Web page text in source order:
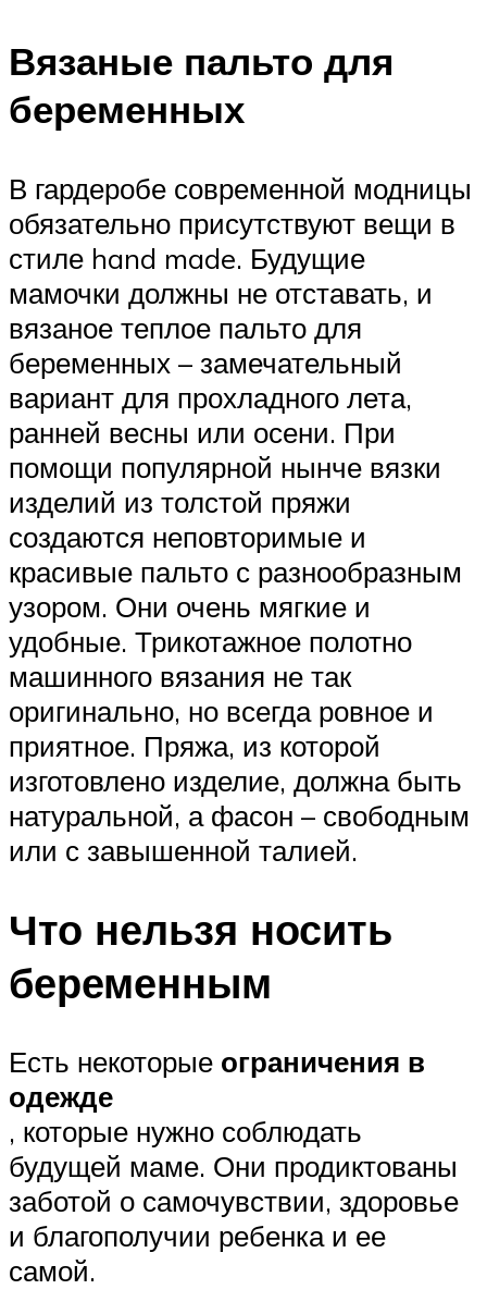
Вязаные пальто для
беременных
В гардеробе современной модницы
обязательно присутствуют вещи в
стиле hand made. Будущие
мамочки должны не отставать, и
вязаное теплое пальто для
беременных – замечательный
вариант для прохладного лета,
ранней весны или осени. При
помощи популярной нынче вязки
изделий из толстой пряжи
создаются неповторимые и
красивые пальто с разнообразным
узором. Они очень мягкие и
удобные. Трикотажное полотно
машинного вязания не так
оригинально, но всегда ровное и
приятное. Пряжа, из которой
изготовлено изделие, должна быть
натуральной, а фасон – свободным
или с завышенной талией.
Что нельзя носить
беременным
Есть некоторые ограничения в
одежде
, которые нужно соблюдать
будущей маме. Они продиктованы
заботой о самочувствии, здоровье
и благополучии ребенка и ее
самой.